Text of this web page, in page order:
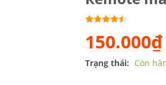
150.000₫
Trạng thái: Còn